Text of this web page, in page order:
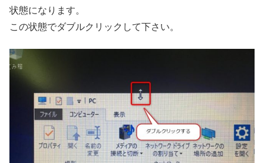
状態になります。
この状態でダブルクリックして下さい。